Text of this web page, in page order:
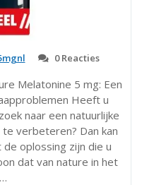
0 Reacties
Melatonine 5 mg: Een
Heeft u
naar een natuurlijke
verbeteren? Dan kan
oplossing zijn die u
dat van nature in het